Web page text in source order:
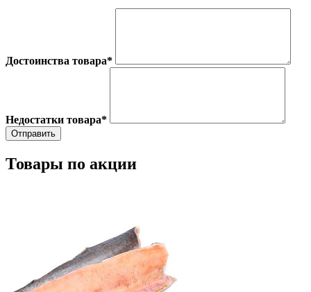
Достоинства товара*
Недостатки товара*
Товары по акции